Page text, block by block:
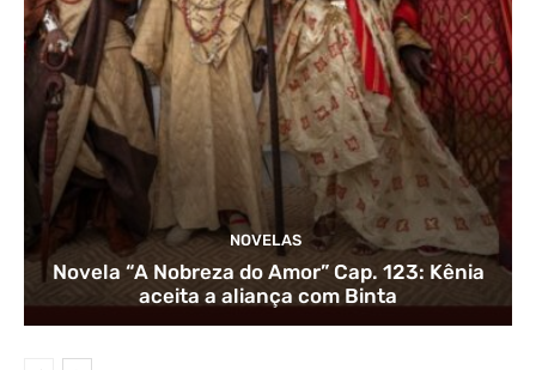
NOVELAS
Novela “A Nobreza do Amor” Cap. 123: Kênia
aceita a aliança com Binta